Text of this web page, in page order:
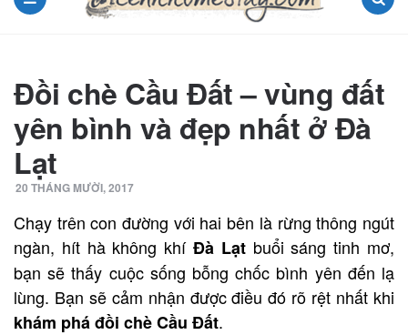
Đồi chè Cầu Đất – vùng đất
yên bình và đẹp nhất ở Đà
Lạt
20 THÁNG MƯỜI, 2017
Chạy trên con đường với hai bên là rừng thông ngút
ngàn, hít hà không khí Đà Lạtbuổi sáng tinh mơ,
bạn sẽ thấy cuộc sống bỗng chốc bình yên đến lạ
lùng. Bạn sẽ cảm nhận được điều đó rõ rệt nhất khi
khám phá đồi chè Cầu Đất.